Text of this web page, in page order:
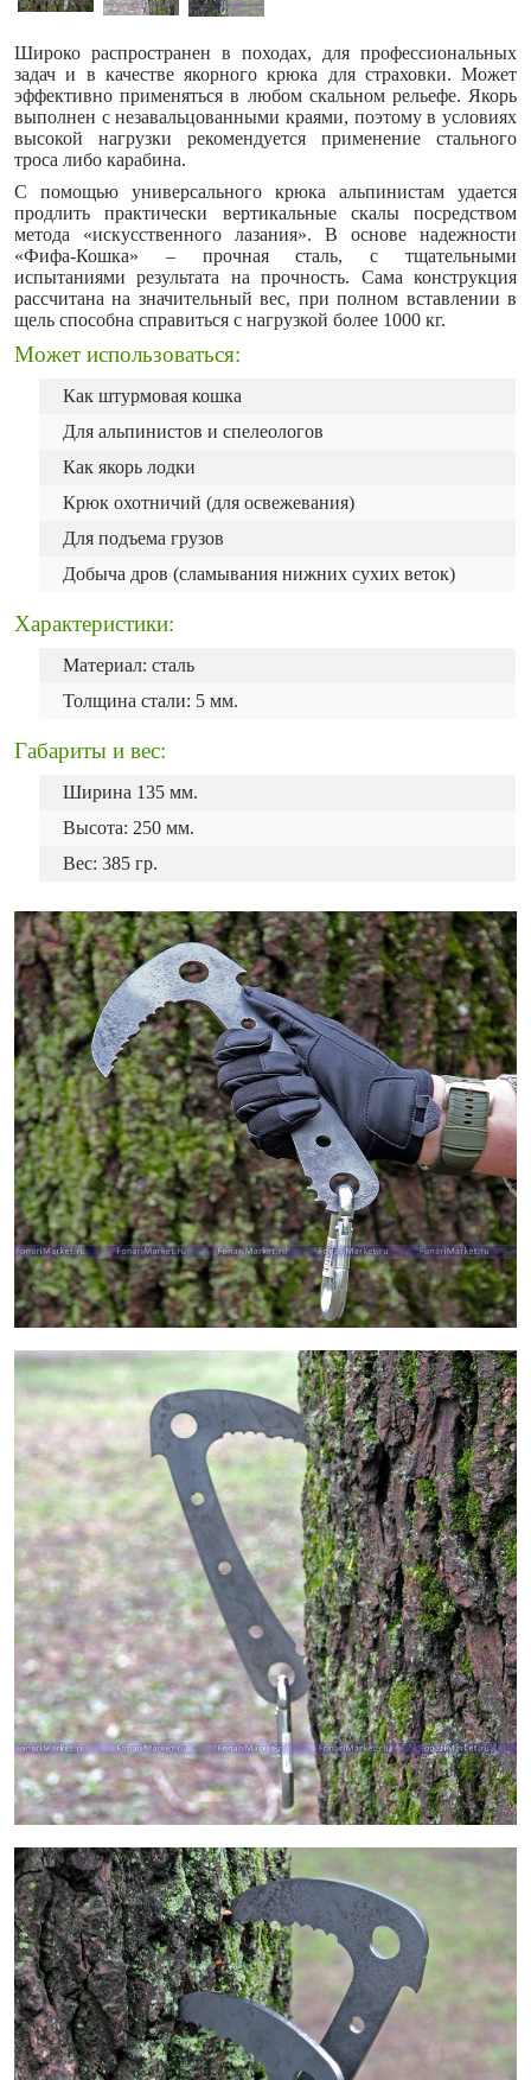
Широко распространен в походах, для профессиональных
задач и в качестве якорного крюка для страховки. Может
эффективно применяться в любом скальном рельефе. Якорь
выполнен с незавальцованными краями, поэтому в условиях
высокой нагрузки рекомендуется применение стального
троса либо карабина.
С помощью универсального крюка альпинистам удается
продлить практически вертикальные скалы посредством
метода «искусственного лазания». В основе надежности
«Фифа-Кошка» – прочная сталь, с тщательными
испытаниями результата на прочность. Сама конструкция
рассчитана на значительный вес, при полном вставлении в
щель способна справиться с нагрузкой более 1000 кг.
Может использоваться:
Как штурмовая кошка
Для альпинистов и спелеологов
Как якорь лодки
Крюк охотничий (для освежевания)
Для подъема грузов
Добыча дров (сламывания нижних сухих веток)
Характеристики:
Материал: сталь
Толщина стали: 5 мм.
Габариты и вес:
Ширина 135 мм.
Высота: 250 мм.
Вес: 385 гр.